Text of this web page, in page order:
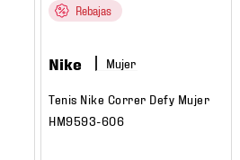
Rebajas
Nike Mujer
Tenis Nike Correr Defy Mujer
HM9593-606